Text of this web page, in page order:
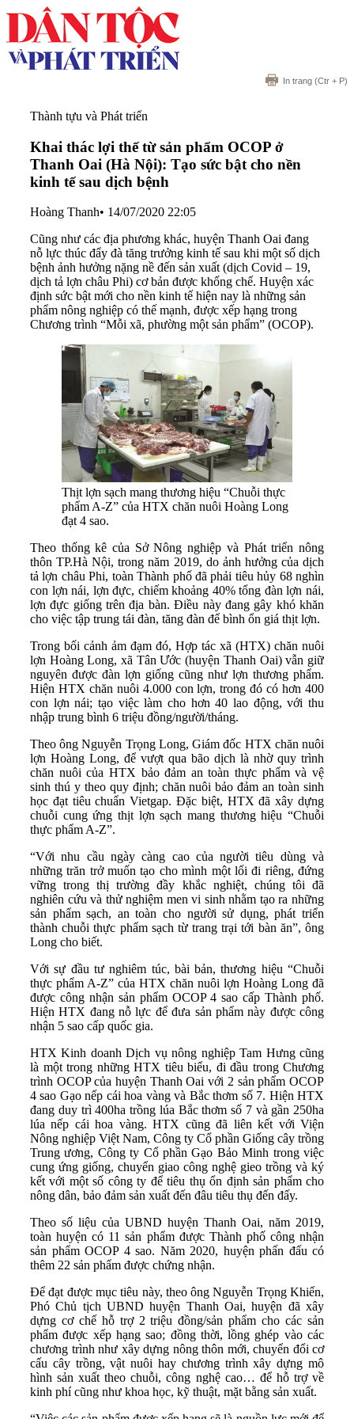
In trang (Ctr + P)
Thành tựu và Phát triển
Khai thác lợi thế từ sản phẩm OCOP ở
Thanh Oai (Hà Nội): Tạo sức bật cho nền
kinh tế sau dịch bệnh
Hoàng Thanh• 14/07/2020 22:05
Cũng như các địa phương khác, huyện Thanh Oai đang
nỗ lực thúc đẩy đà tăng trưởng kinh tế sau khi một số dịch
bệnh ảnh hưởng nặng nề đến sản xuất (dịch Covid – 19,
dịch tả lợn châu Phi) cơ bản được khống chế. Huyện xác
định sức bật mới cho nền kinh tế hiện nay là những sản
phẩm nông nghiệp có thế mạnh, được xếp hạng trong
Chương trình “Mỗi xã, phường một sản phẩm” (OCOP).
Thịt lợn sạch mang thương hiệu “Chuỗi thực
phẩm A-Z” của HTX chăn nuôi Hoàng Long
đạt 4 sao.
Theo thống kê của Sở Nông nghiệp và Phát triển nông
thôn TP.Hà Nội, trong năm 2019, do ảnh hưởng của dịch
tả lợn châu Phi, toàn Thành phố đã phải tiêu hủy 68 nghìn
con lợn nái, lợn đực, chiếm khoảng 40% tổng đàn lợn nái,
lợn đực giống trên địa bàn. Điều này đang gây khó khăn
cho việc tập trung tái đàn, tăng đàn để bình ổn giá thịt lợn.
Trong bối cảnh ảm đạm đó, Hợp tác xã (HTX) chăn nuôi
lợn Hoàng Long, xã Tân Ước (huyện Thanh Oai) vẫn giữ
nguyên được đàn lợn giống cũng như lợn thương phẩm.
Hiện HTX chăn nuôi 4.000 con lợn, trong đó có hơn 400
con lợn nái; tạo việc làm cho hơn 40 lao động, với thu
nhập trung bình 6 triệu đồng/người/tháng.
Theo ông Nguyễn Trọng Long, Giám đốc HTX chăn nuôi
lợn Hoàng Long, để vượt qua bão dịch là nhờ quy trình
chăn nuôi của HTX bảo đảm an toàn thực phẩm và vệ
sinh thú y theo quy định; chăn nuôi bảo đảm an toàn sinh
học đạt tiêu chuẩn Vietgap. Đặc biệt, HTX đã xây dựng
chuỗi cung ứng thịt lợn sạch mang thương hiệu “Chuỗi
thực phẩm A-Z”.
“Với nhu cầu ngày càng cao của người tiêu dùng và
những trăn trở muốn tạo cho mình một lối đi riêng, đứng
vững trong thị trường đầy khắc nghiệt, chúng tôi đã
nghiên cứu và thử nghiệm men vi sinh nhằm tạo ra những
sản phẩm sạch, an toàn cho người sử dụng, phát triển
thành chuỗi thực phẩm sạch từ trang trại tới bàn ăn”, ông
Long cho biết.
Với sự đầu tư nghiêm túc, bài bản, thương hiệu “Chuỗi
thực phẩm A-Z” của HTX chăn nuôi lợn Hoàng Long đã
được công nhận sản phẩm OCOP 4 sao cấp Thành phố.
Hiện HTX đang nỗ lực để đưa sản phẩm này được công
nhận 5 sao cấp quốc gia.
HTX Kinh doanh Dịch vụ nông nghiệp Tam Hưng cũng
là một trong những HTX tiêu biểu, đi đầu trong Chương
trình OCOP của huyện Thanh Oai với 2 sản phẩm OCOP
4 sao Gạo nếp cái hoa vàng và Bắc thơm số 7. Hiện HTX
đang duy trì 400ha trồng lúa Bắc thơm số 7 và gần 250ha
lúa nếp cái hoa vàng. HTX cũng đã liên kết với Viện
Nông nghiệp Việt Nam, Công ty Cổ phần Giống cây trồng
Trung ương, Công ty Cổ phần Gạo Bảo Minh trong việc
cung ứng giống, chuyển giao công nghệ gieo trồng và ký
kết với một số công ty để tiêu thụ ổn định sản phẩm cho
nông dân, bảo đảm sản xuất đến đâu tiêu thụ đến đấy.
Theo số liệu của UBND huyện Thanh Oai, năm 2019,
toàn huyện có 11 sản phẩm được Thành phố công nhận
sản phẩm OCOP 4 sao. Năm 2020, huyện phấn đấu có
thêm 22 sản phẩm được chứng nhận.
Để đạt được mục tiêu này, theo ông Nguyễn Trọng Khiển,
Phó Chủ tịch UBND huyện Thanh Oai, huyện đã xây
dựng cơ chế hỗ trợ 2 triệu đồng/sản phẩm cho các sản
phẩm được xếp hạng sao; đồng thời, lồng ghép vào các
chương trình như xây dựng nông thôn mới, chuyển đổi cơ
cấu cây trồng, vật nuôi hay chương trình xây dựng mô
hình sản xuất theo chuỗi, công nghệ cao… để hỗ trợ về
kinh phí cũng như khoa học, kỹ thuật, mặt bằng sản xuất.